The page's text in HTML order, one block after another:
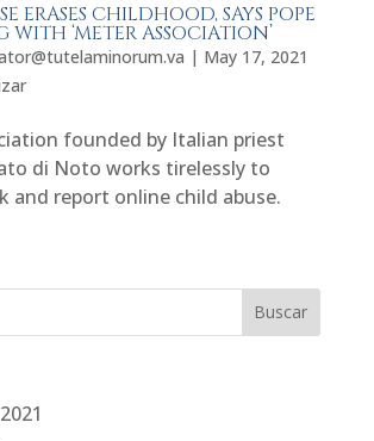
ERASES CHILDHOOD, SAYS POPE
‘METER ASSOCIATION’
| May 17, 2021
founded by Italian priest
di Noto works tirelessly to
and report online child abuse.